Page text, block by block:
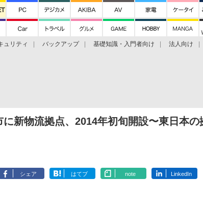
ュリティ バックアップ 基礎知識・入門者向け 法人向け
新物流拠点、2014年初旬開設〜東日本の
シェア はてブ note LinkedIn